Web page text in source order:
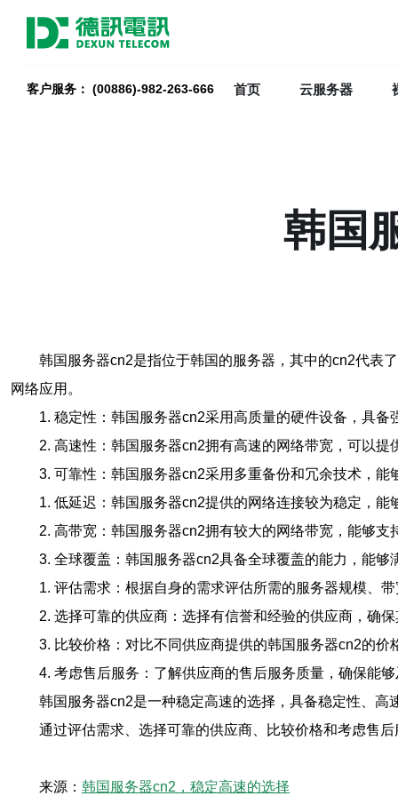
客户服务： (00886)-982-263-666 首页 云服务器
韩国
韩国服务器cn2是指位于韩国的服务器，其中的cn2代表
网络应用。
1. 稳定性：韩国服务器cn2采用高质量的硬件设备，具
2. 高速性：韩国服务器cn2拥有高速的网络带宽，可以
3. 可靠性：韩国服务器cn2采用多重备份和冗余技术，
1. 低延迟：韩国服务器cn2提供的网络连接较为稳定，
2. 高带宽：韩国服务器cn2拥有较大的网络带宽，能够
3. 全球覆盖：韩国服务器cn2具备全球覆盖的能力，能
1. 评估需求：根据自身的需求评估所需的服务器规模、
2. 选择可靠的供应商：选择有信誉和经验的供应商，确
3. 比较价格：对比不同供应商提供的韩国服务器cn2的
4. 考虑售后服务：了解供应商的售后服务质量，确保能
韩国服务器cn2是一种稳定高速的选择，具备稳定性、
通过评估需求、选择可靠的供应商、比较价格和考虑售
来源： 韩国服务器cn2，稳定高速的选择